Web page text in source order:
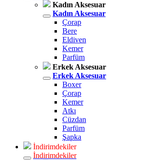
Kadın Aksesuar
Kadın Aksesuar
Çorap
Bere
Eldiven
Kemer
Parfüm
Erkek Aksesuar
Erkek Aksesuar
Boxer
Çorap
Kemer
Atkı
Cüzdan
Parfüm
Şapka
İndirimdekiler
İndirimdekiler